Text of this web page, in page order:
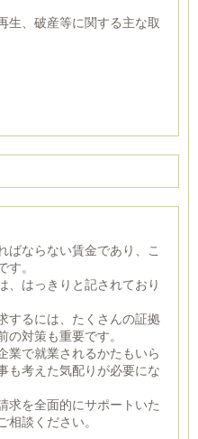
生、破産等に関する主な取
ばならない賃金であり、こ
す。
、はっきりと記されており
するには、たくさんの証拠
の対策も重要です。
業で就業されるかたもいら
も考えた気配りが必要にな
求を全面的にサポートいた
相談ください。